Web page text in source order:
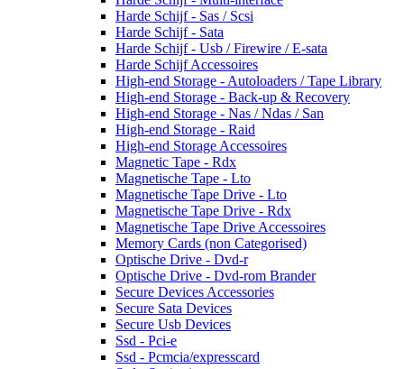
Harde Schijf - Sas / Scsi
Harde Schijf - Sata
Harde Schijf - Usb / Firewire / E-sata
Harde Schijf Accessoires
High-end Storage - Autoloaders / Tape Library
High-end Storage - Back-up & Recovery
High-end Storage - Nas / Ndas / San
High-end Storage - Raid
High-end Storage Accessoires
Magnetic Tape - Rdx
Magnetische Tape - Lto
Magnetische Tape Drive - Lto
Magnetische Tape Drive - Rdx
Magnetische Tape Drive Accessoires
Memory Cards (non Categorised)
Optische Drive - Dvd-r
Optische Drive - Dvd-rom Brander
Secure Devices Accessories
Secure Sata Devices
Secure Usb Devices
Ssd - Pci-e
Ssd - Pcmcia/expresscard